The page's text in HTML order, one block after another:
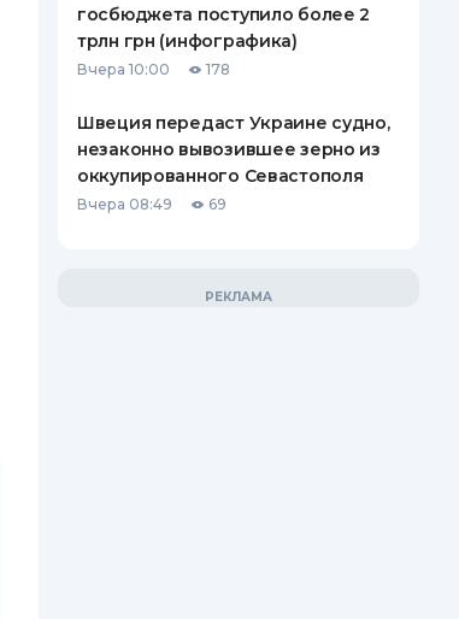
госбюджета поступило более 2
трлн грн (инфографика)
Вчера 10:00 178
Швеция передаст Украине судно,
незаконно вывозившее зерно из
оккупированного Севастополя
Вчера 08:49 69